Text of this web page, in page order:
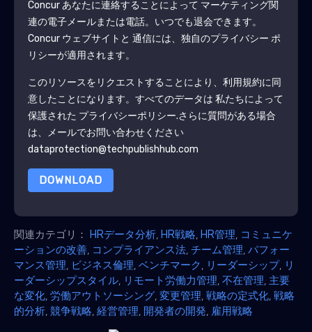
Concurあなたに連絡することによって マーケティング関
連の電子メールまたは電話。いつでも退会できます。
Concurウェブサイトと 通信には、独自のプライバシー ポ
リシーが適用されます。
このリソースをリクエストすることにより、利用規約に同
意したことになります。すべてのデータは 私たちによって
保護された プライバシーポリシー.さらに質問がある場合
は、メールでお問い合わせください
dataprotection@techpublishhub.com
DOWNLOAD
関連カテゴリ： HRデータ分析 HR戦略 HR管理 コミュニケ
ーションの改善 コンプライアンス法 チーム管理 パフォー
マンス管理 ビジネス倫理 ベンチマーク リーダーシップ, リ
ーダーシップスタイル リモート労働力管理 不在管理 主要
な変化 労働アウトソーシング 変更管理 戦略の定式化 戦略
的分析 競争戦略 経営管理 開発者の開発 雇用戦略